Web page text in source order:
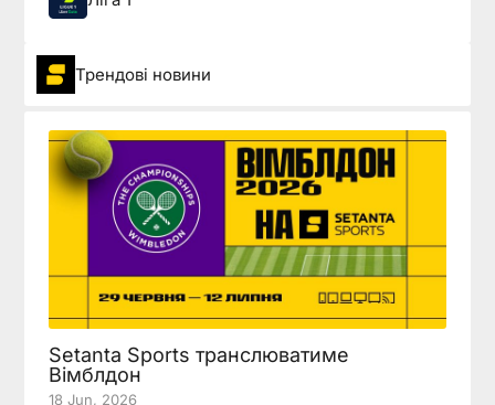
Трендові новини
Setanta Sports транслюватиме
Вімблдон
18 Jun, 2026